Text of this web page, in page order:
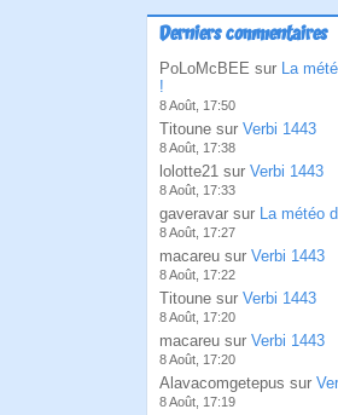
Derniers commentaires
PoLoMcBEE sur La
!
8 Août, 17:50
Titoune sur Verbi 1443
8 Août, 17:38
lolotte21 sur Verbi 1443
8 Août, 17:33
gaveravar sur La météo
8 Août, 17:27
macareu sur Verbi 1443
8 Août, 17:22
Titoune sur Verbi 1443
8 Août, 17:20
macareu sur Verbi 1443
8 Août, 17:20
Alavacomgetepus sur
8 Août, 17:19